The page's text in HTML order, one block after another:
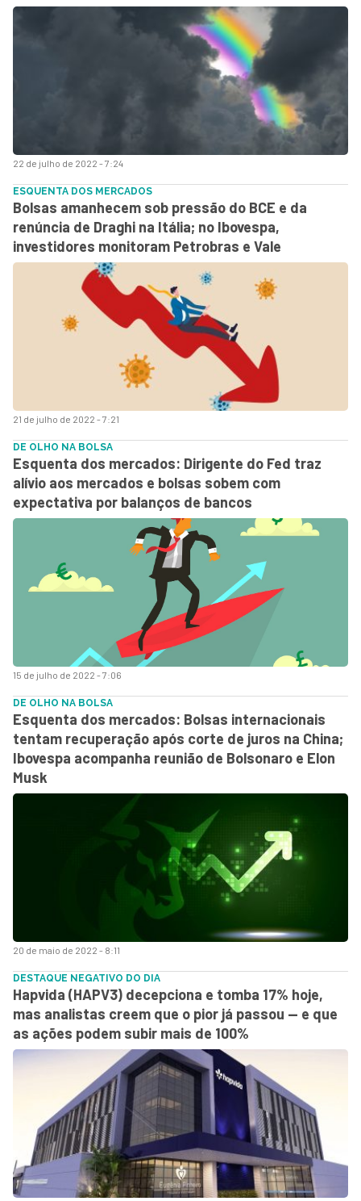
22 de julho de 2022 - 7:24
21 de julho de 2022 - 7:21
ESQUENTA DOS MERCADOS
Bolsas amanhecem sob pressão do BCE e da
renúncia de Draghi na Itália; no Ibovespa,
investidores monitoram Petrobras e Vale
15 de julho de 2022 - 7:06
DE OLHO NA BOLSA
Esquenta dos mercados: Dirigente do Fed traz
alívio aos mercados e bolsas sobem com
expectativa por balanços de bancos
20 de maio de 2022 - 8:11
DE OLHO NA BOLSA
Esquenta dos mercados: Bolsas internacionais
tentam recuperação após corte de juros na China;
Ibovespa acompanha reunião de Bolsonaro e Elon
Musk
DESTAQUE NEGATIVO DO DIA
Hapvida (HAPV3) decepciona e tomba 17% hoje,
mas analistas creem que o pior já passou — e que
as ações podem subir mais de 100%